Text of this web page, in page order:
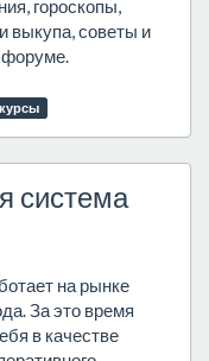
гороскопы,
выкупа, советы и
форуме.
система
на рынке
За это время
в качестве